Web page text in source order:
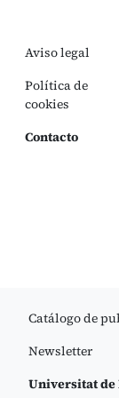
Aviso legal
Política de
cookies
Contacto
Catálogo de
Newsletter
Universitat de